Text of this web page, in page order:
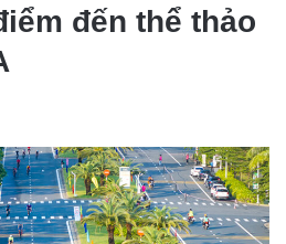
đến thể thảo